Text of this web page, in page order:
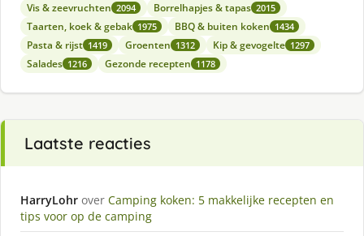
Vis & zeevruchten 2094 Borrelhapjes & tapas 2015
Taarten, koek & gebak 1975 BBQ & buiten koken 1434
Pasta & rijst 1419 Groenten 1312 Kip & gevogelte 1297
Salades 1216 Gezonde recepten 1178
Laatste reacties
HarryLohr over Camping koken: 5 makkelijke recepten en
tips voor op de camping